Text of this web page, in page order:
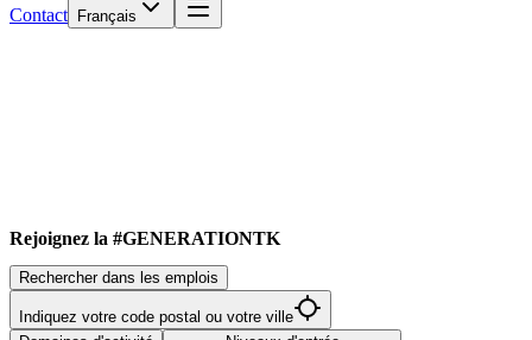
Contact Français
Rejoignez la #GENERATIONTK
Rechercher dans les emplois
Indiquez votre code postal ou votre ville